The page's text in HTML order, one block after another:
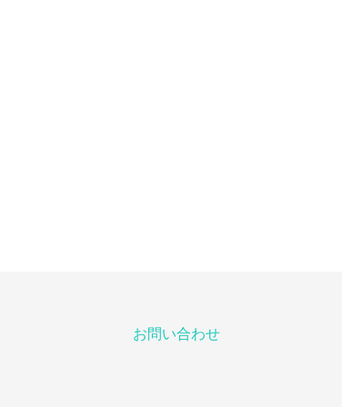
お問い合わせ